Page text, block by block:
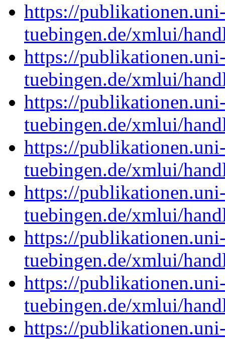
https://
tuebingen.de/xmlui/
https://
tuebingen.de/xmlui/
https://
tuebingen.de/xmlui/
https://
tuebingen.de/xmlui/
https://
tuebingen.de/xmlui/
https://
tuebingen.de/xmlui/
https://
tuebingen.de/xmlui/
https://